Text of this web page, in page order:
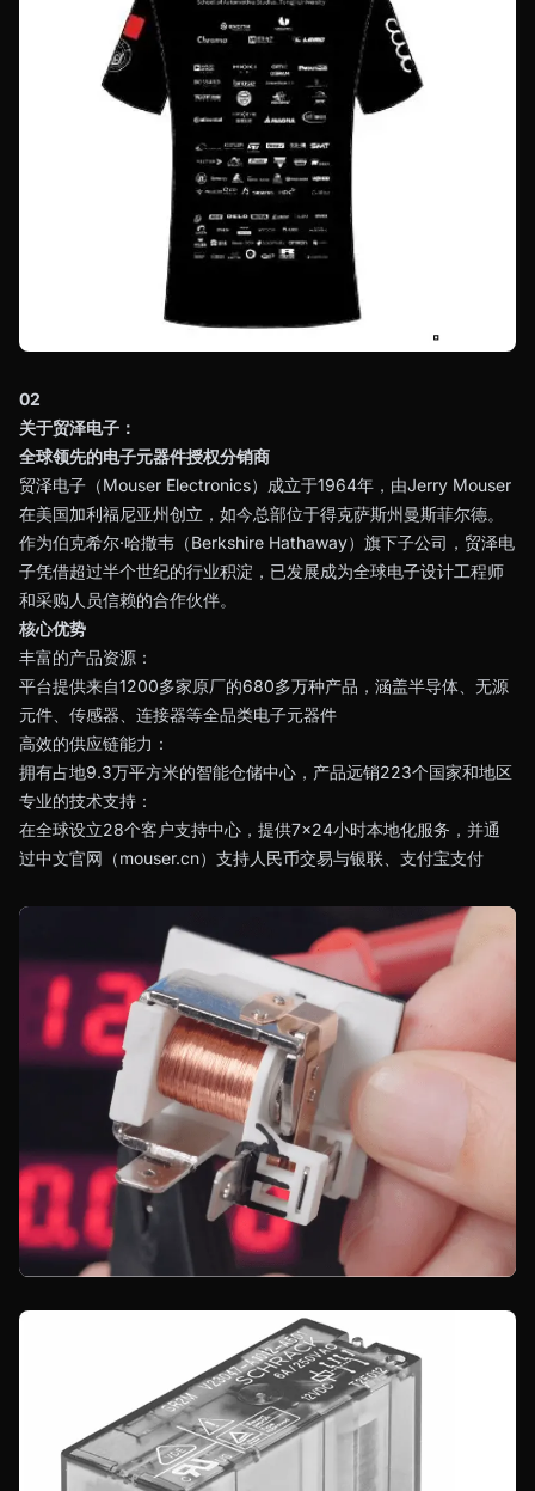
02
关于贸泽电子：
全球领先的电子元器件授权分销商
贸泽电子（Mouser Electronics）成立于1964年，由Jerry Mouser
在美国加利福尼亚州创立，如今总部位于得克萨斯州曼斯菲尔德。
作为伯克希尔·哈撒韦（Berkshire Hathaway）旗下子公司，贸泽电
子凭借超过半个世纪的行业积淀，已发展成为全球电子设计工程师
和采购人员信赖的合作伙伴。
核心优势
丰富的产品资源：
平台提供来自1200多家原厂的680多万种产品，涵盖半导体、无源
元件、传感器、连接器等全品类电子元器件
高效的供应链能力：
拥有占地9.3万平方米的智能仓储中心，产品远销223个国家和地区
专业的技术支持：
在全球设立28个客户支持中心，提供7×24小时本地化服务，并通
过中文官网（mouser.cn）支持人民币交易与银联、支付宝支付